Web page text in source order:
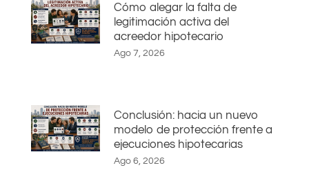
Cómo alegar la falta de
legitimación activa del
acreedor hipotecario
Ago 7, 2026
Conclusión: hacia un nuevo
modelo de protección frente a
ejecuciones hipotecarias
Ago 6, 2026